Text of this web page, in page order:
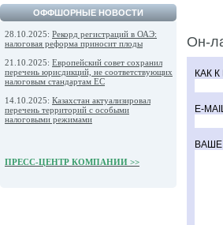
ОФФШОРНЫЕ НОВОСТИ
28.10.2025: Рекорд регистраций в ОАЭ:
налоговая реформа приносит плоды
21.10.2025: Европейский совет сохранил
перечень юрисдикций, не соответствующих
налоговым стандартам ЕС
14.10.2025: Казахстан актуализировал
перечень территорий с особыми
налоговыми режимами
ПРЕСС-ЦЕНТР КОМПАНИИ >>
Он-
КАК
E-